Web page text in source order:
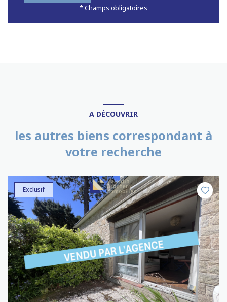
* Champs obligatoires
A DÉCOUVRIR
les autres biens correspondant à
votre recherche
Exclusif